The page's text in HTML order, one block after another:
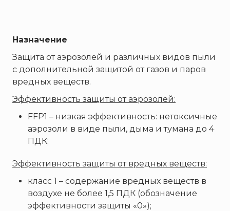
ИВС-Сигналспецавтоматика
Магазин 01
МИГ
Минипожарный
Неизвестный производитель
Назначение
Защита от аэрозолей и различных видов пыли
с дополнительной защитой от газов и паров
вредных веществ.
Эффективность защиты от аэрозолей:
FFP1 – низкая эффективность: нетоксичные
аэрозоли в виде пыли, дыма и тумана до 4
ПДК;
Эффективность защиты от вредных веществ:
класс 1 – содержание вредных веществ в
воздухе не более 1,5 ПДК (обозначение
эффективности защиты «0»);